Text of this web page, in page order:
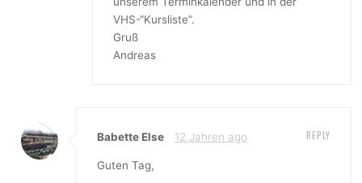
VHS-“Kursliste”.
Gruß
Andreas
Babette Else 12 Jahren ago REPLY
Guten Tag,